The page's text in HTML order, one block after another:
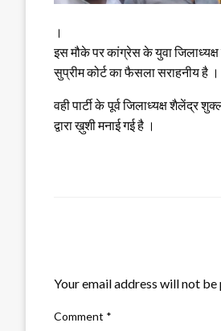
।
इस मौके पर कांग्रेस के युवा जिलाध्यक्ष
सुप्रीम कोर्ट का फैसला सराहनीय है ।
वही पार्टी के पूर्व जिलाध्यक्ष
द्वारा ख़ुशी मनाई गई है ।
Your email address will not be
Comment *